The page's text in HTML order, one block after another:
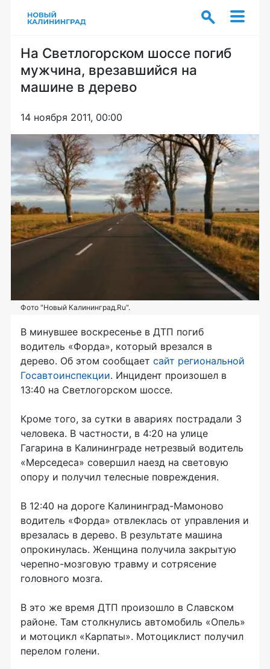
На Светлогорском шоссе погиб
мужчина, врезавшийся на
машине в дерево
14 ноября 2011, 00:00
Фото "Новый Калининград.Ru".
В минувшее воскресенье в ДТП погиб
водитель «Форда», который врезался в
дерево. Об этом сообщает сайт региональной
Госавтоинспекции. Инцидент произошел в
13:40 на Светлогорском шоссе.
Кроме того, за сутки в авариях пострадали 3
человека. В частности, в 4:20 на улице
Гагарина в Калининграде нетрезвый водитель
«Мерседеса» совершил наезд на световую
опору и получил телесные повреждения.
В 12:40 на дороге Калининград-Мамоново
водитель «Форда» отвлеклась от управления и
врезалась в дерево. В результате машина
опрокинулась. Женщина получила закрытую
черепно-мозговую травму и сотрясение
головного мозга.
В это же время ДТП произошло в Славском
районе. Там столкнулись автомобиль «Опель»
и мотоцикл «Карпаты». Мотоциклист получил
перелом голени.